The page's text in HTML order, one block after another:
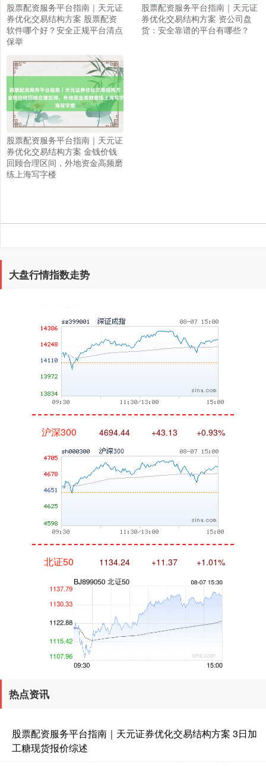
股票配资服务平台指南｜天元证
券优化交易结构方案 股票配资
软件哪个好？安全正规平台清点
保举
股票配资服务平台指南｜天元证
券优化交易结构方案 资公司盘
货：安全靠谱的平台有哪些？
股票配资服务平台指南｜天元证
券优化交易结构方案 金钱价钱
回顾合理区间，外地资金高频磨
练上海写字楼
大盘行情指数走势
上证综指 3940.04
沪深300 4694.44 +43.13 +0.93%
北证50 1134.24 +11.37 +1.01%
热点资讯
股票配资服务平台指南｜天元证券优化交易结构方案 3日加
工糖现货报价综述